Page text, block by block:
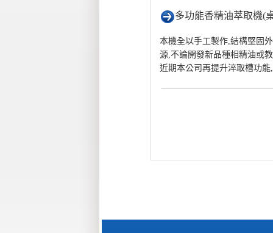
多功能香精油萃取機(
本機全以手工製作,結構堅固
源,不論開發新品種相精油或
近期本公司再提升淬取槽功